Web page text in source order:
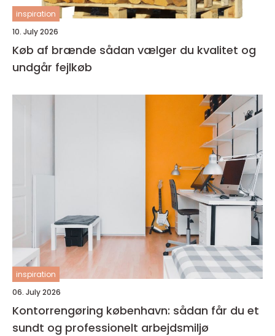
inspiration
10. July 2026
Køb af brænde sådan vælger du kvalitet og
undgår fejlkøb
inspiration
06. July 2026
Kontorrengøring københavn: sådan får du et
sundt og professionelt arbejdsmiljø